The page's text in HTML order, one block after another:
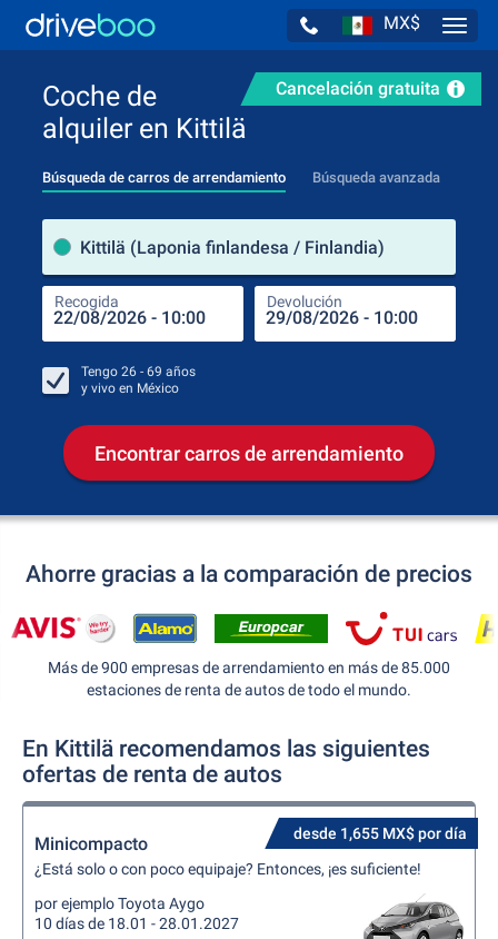
MX$
Cancelación gratuita
Coche de
alquiler en Kittilä
Búsqueda de carros de arrendamiento Búsqueda avanzada
Kittilä (Laponia finlandesa / Finlandia)
Recogida Devolución
Tengo 26 - 69 años
y vivo en México
Encontrar carros de arrendamiento
Ahorre gracias a la comparación de precios
Más de 900 empresas de arrendamiento en más de 85.000
estaciones de renta de autos de todo el mundo.
En Kittilä recomendamos las siguientes
ofertas de renta de autos
desde 1,655 MX$ por día
Minicompacto
¿Está solo o con poco equipaje? Entonces, ¡es suficiente!
por ejemplo Toyota Aygo
10 días de 18.01 - 28.01.2027